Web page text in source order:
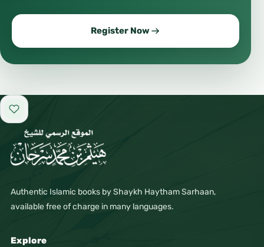
Register Now
Add to favorites
Authentic Islamic books by Shaykh Haytham Sarhaan,
available free of charge in many languages.
Explore